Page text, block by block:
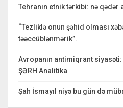
Tehranın etnik tərkibi: nə qədər
“Tezliklə onun şəhid olması
təəccüblənmərik”.
Avropanın antimiqrant
ŞƏRH Analitika
Şah İsmayıl niyə bu gün də